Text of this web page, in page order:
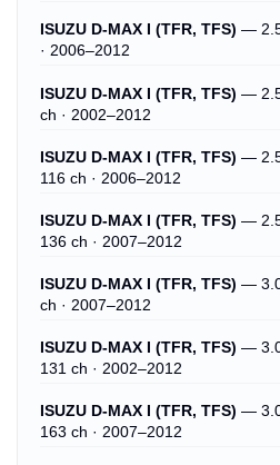
ISUZU D-MAX I (TFR, TFS) — 2.5
· 2006–2012
ISUZU D-MAX I (TFR, TFS) — 2.5
ch · 2002–2012
ISUZU D-MAX I (TFR, TFS) — 2.5
116 ch · 2006–2012
ISUZU D-MAX I (TFR, TFS) — 2.5
136 ch · 2007–2012
ISUZU D-MAX I (TFR, TFS) —
ch · 2007–2012
ISUZU D-MAX I (TFR, TFS) — 3.0
131 ch · 2002–2012
ISUZU D-MAX I (TFR, TFS) — 3.0
163 ch · 2007–2012